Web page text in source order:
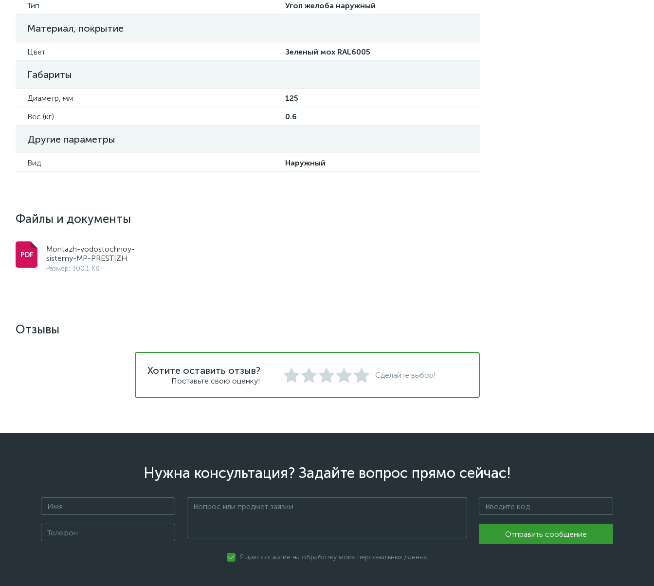
Тип
Угол желоба наружный
Материал, покрытие
Цвет Зеленый мох RAL6005
Габариты
Диаметр, мм
125
Вес (кг)
0.6
Другие параметры
Вид Наружный
Файлы и документы
Montazh-vodostochnoy-
sistemy-MP-PRESTIZH
Размер: 300.1 Кб
Отзывы
Хотите оставить отзыв?
Поставьте свою оценку!
Сделайте выбор!
Нужна консультация? Задайте вопрос прямо сейчас!
Отправить сообщение
Я даю согласие на обработку моих персональных данных